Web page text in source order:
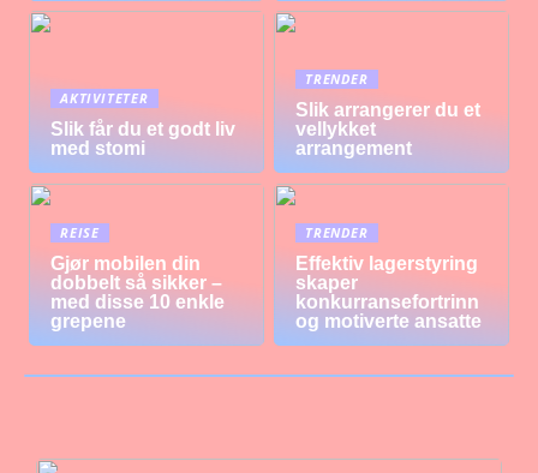
AKTIVITETER
Slik får du et godt liv
med stomi
TRENDER
Slik arrangerer du et
vellykket
arrangement
REISE
Gjør mobilen din
dobbelt så sikker –
med disse 10 enkle
grepene
TRENDER
Effektiv lagerstyring
skaper
konkurransefortrinn
og motiverte ansatte